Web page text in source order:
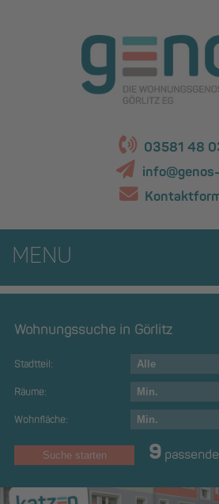
03581 48
MENU
Wohnungssuche in Görlitz
Stadtteil:
Räume:
Wohnfläche:
9